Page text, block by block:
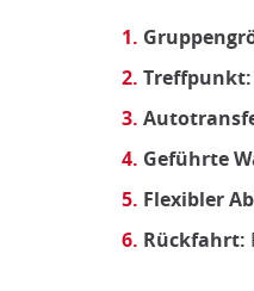
Treffpunkt:
Geführte
Flexibler
Rückfahrt: